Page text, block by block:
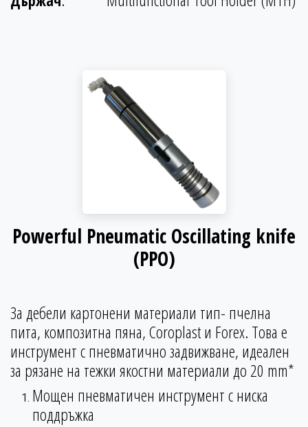
Powerful Pneumatic Oscillating knife
(PPO)
За дебели картонени материали тип- пчелна
пита, композитна пяна, Coroplast и Forex. Това е
инструмент с пневматично задвижване, идеален
за рязане на тежки якостни материали до 20 mm*
Мощен пневматичен инструмент с ниска
поддръжка